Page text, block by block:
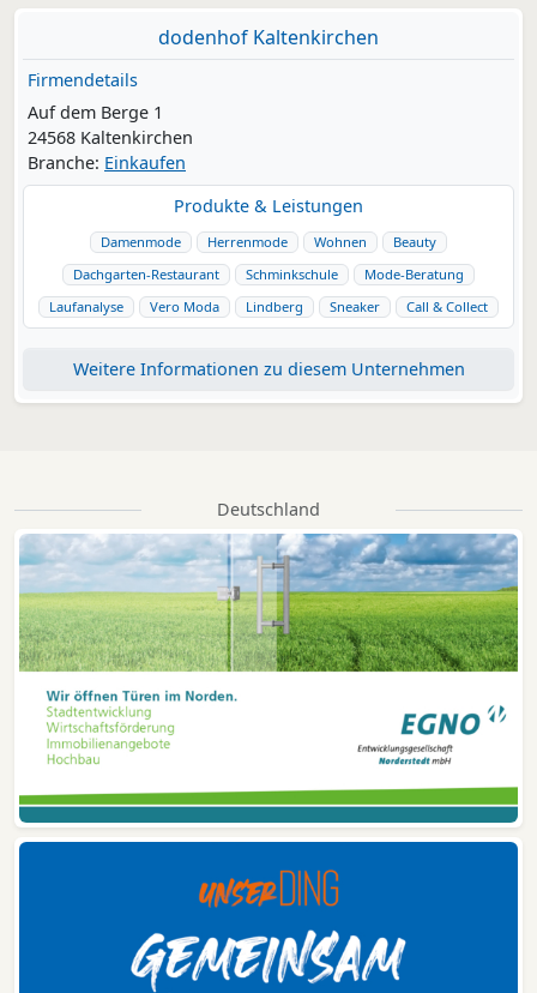
dodenhof Kaltenkirchen
Firmendetails
Auf dem Berge 1
24568 Kaltenkirchen
Branche: Einkaufen
Produkte & Leistungen
Damenmode Herrenmode Wohnen
Beauty
Dachgarten-Restaurant
Schminkschule
Mode-Beratung
Laufanalyse
Vero Moda Lindberg Sneaker Call & Collect
Weitere Informationen zu diesem Unternehmen
Deutschland